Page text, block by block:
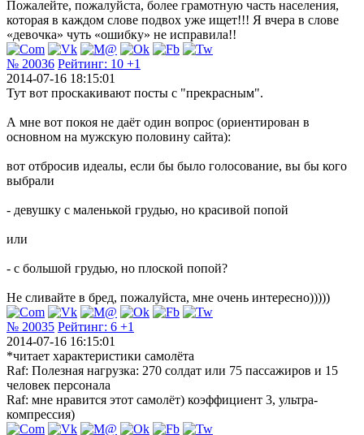
Пожалейте, пожалуйста, более грамотную часть населения,
которая в каждом слове подвох уже ищет!!! Я вчера в слове
«девочка» чуть «ошибку» не исправила!!
№ 20036 Рейтинг: 10 +1
2014-07-16 18:15:01
Тут вот проскакивают посты с "прекрасным".
А мне вот покоя не даёт один вопрос (ориентирован в
основном на мужскую половину сайта):
вот отбросив идеалы, если бы было голосование, вы бы кого
выбрали
- девушку с маленькой грудью, но красивой попой
или
- с большой грудью, но плоской попой?
Не сливайте в бред, пожалуйста, мне очень интересно)))))
№ 20035 Рейтинг: 6 +1
2014-07-16 16:15:01
*читает характеристики самолёта
Raf: Полезная нагрузка: 270 солдат или 75 пассажиров и 15
человек персонала
Raf: мне нравится этот самолёт) коэффициент 3, ультра-
компрессия)